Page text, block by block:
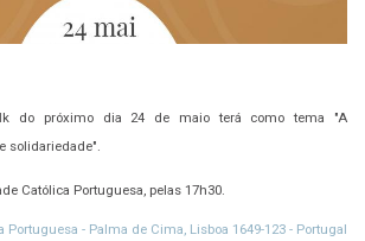
do próximo dia 24 de maio terá como tema "A
solidariedade".
Católica Portuguesa, pelas 17h30.
Portuguesa - Palma de Cima, Lisboa 1649-123 - Portugal